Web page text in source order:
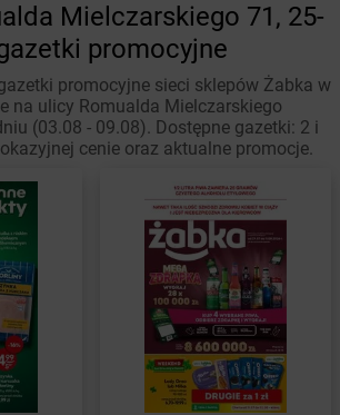
Mielczarskiego 71, 25-
promocyjne
promocyjne sieci sklepów Żabka w
na ulicy Romualda Mielczarskiego
(03.08 - 09.08). Dostępne gazetki: 2 i
cenie oraz aktualne promocje.